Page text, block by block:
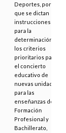
Deportes, por la
que se dictan
instrucciones
para la
determinación de
los criterios
prioritarios para
el concierto
educativo de
nuevas unidades
para las
enseñanzas de
Formación
Profesional y
Bachillerato,